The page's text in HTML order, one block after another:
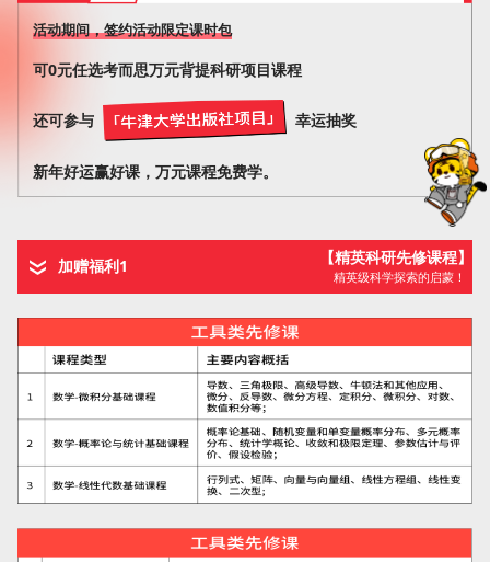
活动期间，签约活动限定课时包
可0元任选考而思万元背提科研项目课程
还可参与 幸运抽奖
新年好运赢好课，万元课程免费学。
加赠福利1 【精英科研先修课程】
精英级科学探索的启蒙！